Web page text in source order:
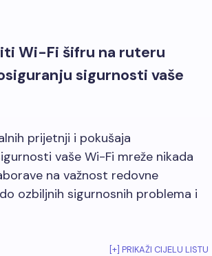
Wi-Fi šifru na ruteru
sigurnosti vaše
prijetnji i pokušaja
vaše Wi-Fi mreže nikada
na važnost redovne
ozbiljnih sigurnosnih problema i
[+] PRIKAŽI CIJELU LISTU